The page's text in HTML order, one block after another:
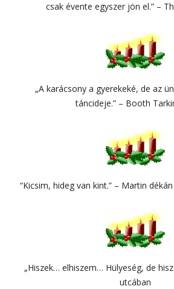
csak évente egyszer jön el.” –
„A karácsony a gyerekeké, de az
táncideje.” – Booth
“Kicsim, hideg van kint.” – Martin
„Hiszek… elhiszem… Hülyeség, de
utcában